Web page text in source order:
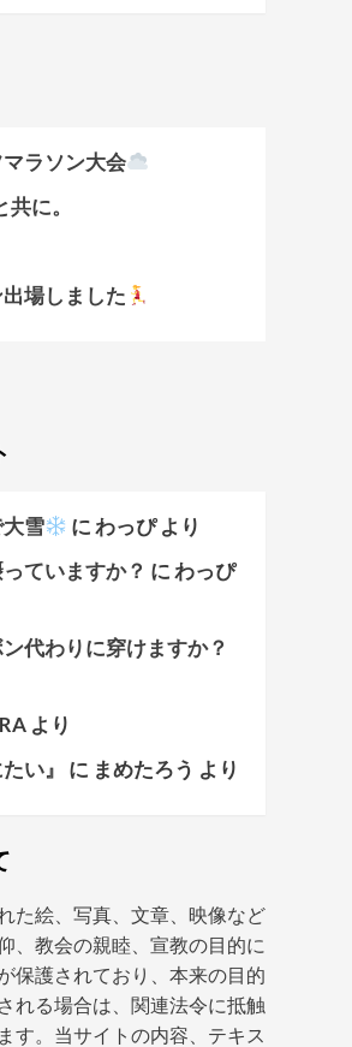
ラソン大会
に。
場しました
雪 に わっぴより
ていますか？ に わっぴ
代わりに穿けますか？
より
い』
に まめたろう より
た絵、写真、文章、映像など
、教会の親睦、宣教の目的に
保護されており、本来の目的
れる場合は、関連法令に抵触
す。当サイトの内容、テキス